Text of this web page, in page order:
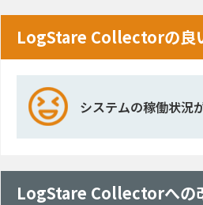
LogStare Collectorの良
システムの稼働状況
LogStare Collectorへの